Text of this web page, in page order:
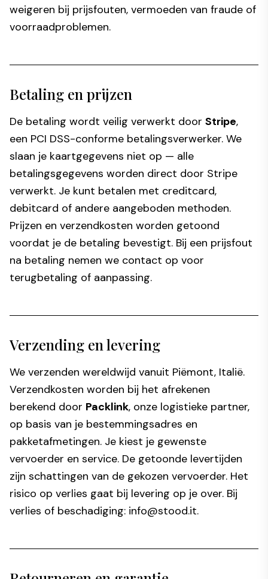
weigeren bij prijsfouten, vermoeden van fraude of
voorraadproblemen.
Betaling en prijzen
De betaling wordt veilig verwerkt door Stripe,
een PCI DSS-conforme betalingsverwerker. We
slaan je kaartgegevens niet op — alle
betalingsgegevens worden direct door Stripe
verwerkt. Je kunt betalen met creditcard,
debitcard of andere aangeboden methoden.
Prijzen en verzendkosten worden getoond
voordat je de betaling bevestigt. Bij een prijsfout
na betaling nemen we contact op voor
terugbetaling of aanpassing.
Verzending en levering
We verzenden wereldwijd vanuit Piëmont, Italië.
Verzendkosten worden bij het afrekenen
berekend door Packlink, onze logistieke partner,
op basis van je bestemmingsadres en
pakketafmetingen. Je kiest je gewenste
vervoerder en service. De getoonde levertijden
zijn schattingen van de gekozen vervoerder. Het
risico op verlies gaat bij levering op je over. Bij
verlies of beschadiging: info@stood.it.